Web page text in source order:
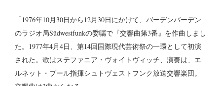
「1976年10月30日から12月30日にかけて、バーデンバーデン
のラジオ局Südwestfunkの委嘱で『交響曲第3番』を作曲しまし
た。1977年4月4日、第14回国際現代芸術祭の一環として初演
された。歌はステファニア・ヴォイトヴィッチ、演奏は、エ
ルネット・ブール指揮シュトヴェストフンク放送交響楽団。